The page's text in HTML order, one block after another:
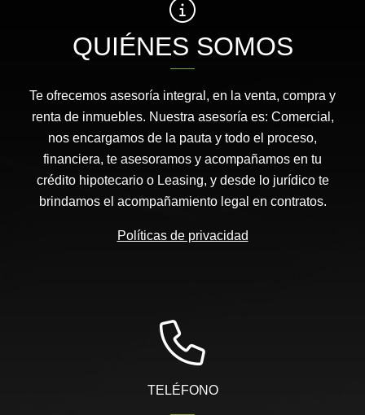
QUIÉNES SOMOS
Te ofrecemos asesoría integral, en la venta, compra y
renta de inmuebles. Nuestra asesoría es: Comercial,
nos encargamos de la pauta y todo el proceso,
financiera, te asesoramos y acompañamos en tu
crédito hipotecario o Leasing, y desde lo jurídico te
brindamos el acompañamiento legal en contratos.
Políticas de privacidad
TELÉFONO